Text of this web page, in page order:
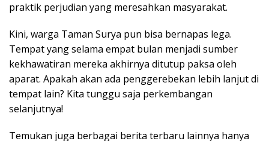
praktik perjudian yang meresahkan masyarakat.
Kini, warga Taman Surya pun bisa bernapas lega.
Tempat yang selama empat bulan menjadi sumber
kekhawatiran mereka akhirnya ditutup paksa oleh
aparat. Apakah akan ada penggerebekan lebih lanjut di
tempat lain? Kita tunggu saja perkembangan
selanjutnya!
Temukan juga berbagai berita terbaru lainnya hanya